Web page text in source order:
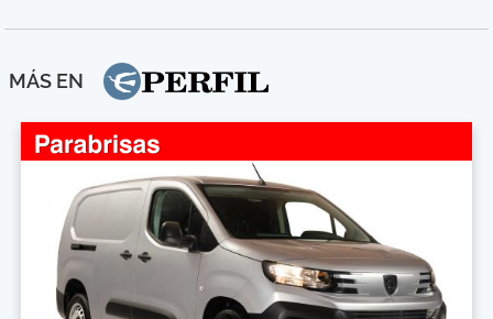
MÁS EN